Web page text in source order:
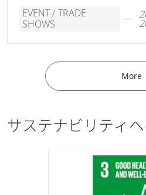
EVENT / TRADE
SHOWS
More
サステナビリティ